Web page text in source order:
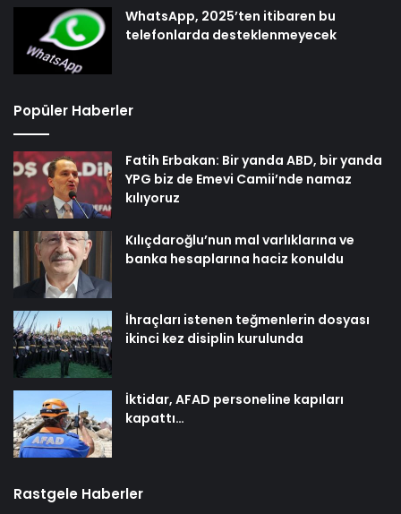
WhatsApp, 2025’ten itibaren bu
telefonlarda desteklenmeyecek
Popüler Haberler
Fatih Erbakan: Bir yanda ABD, bir yanda
YPG biz de Emevi Camii’nde namaz
kılıyoruz
Kılıçdaroğlu’nun mal varlıklarına ve
banka hesaplarına haciz konuldu
İhraçları istenen teğmenlerin dosyası
ikinci kez disiplin kurulunda
İktidar, AFAD personeline kapıları
kapattı…
Rastgele Haberler